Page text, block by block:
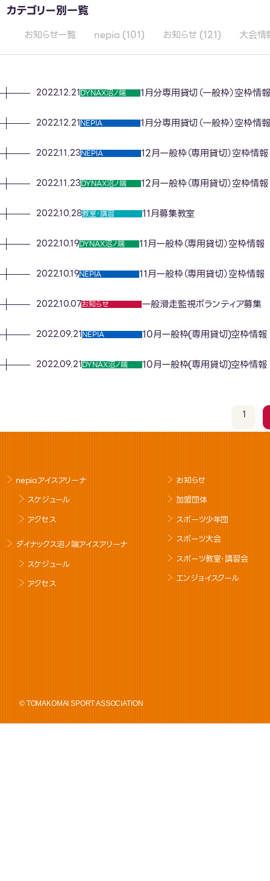
カテゴリー別一覧
お知らせ一覧 nepia (101) お知らせ (121) 大会情
1月分専用貸切（一般枠）空枠情報
2022.12.21DYNAX沼ノ端
1月分専用貸切（一般枠）空枠情報
2022.12.21NEPIA
12月一般枠（専用貸切）空枠情報
2022.11.23NEPIA
12月一般枠（専用貸切）空枠情報
2022.11.23DYNAX沼ノ端
11月募集教室
2022.10.28教室･講習
11月一般枠（専用貸切）空枠情報
2022.10.19DYNAX沼ノ端
11月一般枠（専用貸切）空枠情報
2022.10.19NEPIA
一般滑走監視ボランティア募集
2022.10.07お知らせ
10月一般枠(専用貸切)空枠情報
2022.09.21NEPIA
10月一般枠(専用貸切)空枠情報
2022.09.21DYNAX沼ノ端
1
nepiaアイスアリーナ
スケジュール
アクセス
ダイナックス沼ノ端アイスアリーナ
スケジュール
アクセス
お知らせ
加盟団体
スポーツ少年団
スポーツ大会
スポーツ教室･講習会
エンジョイスクール
© TOMAKOMAI SPORT ASSOCIATION